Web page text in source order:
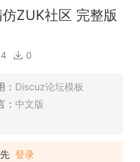
ZUK社区 完整版
0
： Discuz论坛模板
： 中文版
登录